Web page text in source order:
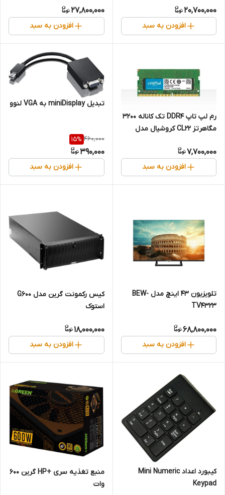
20,700,000
افزودن به سبد
27,800,000
افزودن به سبد
رم لپ تاپ DDR4 تک کاناله 3200
مگاهرتز CL22 کروشیال مدل
باز
7,700,000
افزودن به سبد
تبدیل miniDisplay به VGA لنوو
460,000
15%
390,000
افزودن به سبد
تلویزیون 43 اینچ مدل BEW-
TV4323
68,800,000
افزودن به سبد
کیس رکمونت گرین مدل G600
استوک
18,000,000
افزودن به سبد
کیبورد اعداد Mini Numeric
Keypad
منبع تغذیه سری +HP گرین 600
وات